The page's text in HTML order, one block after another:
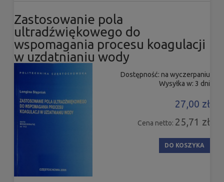
Zastosowanie pola
ultradźwiękowego do
wspomagania procesu koagulacji
w uzdatnianiu wody
Dostępność: na wyczerpaniu
Wysyłka w: 3 dni
27,00 zł
Cena netto: 25,71 zł
DO KOSZYKA